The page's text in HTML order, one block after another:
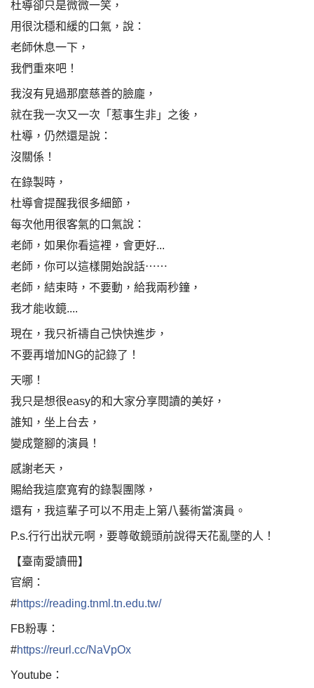
杜導卻只是微微一笑，
用很沈穩和緩的口氣，說：
老師休息一下，
我們重來吧！
我沒有見過那麼慈善的臉龐，
就在我一次又一次「惹事生非」之後，
杜導，仍然還是說：
沒關係！
在錄製時，
杜導會提醒我很多細節，
每次他用很客氣的口氣說：
老師，如果你看這裡，會更好...
老師，你可以這樣開始說話⋯⋯
老師，結束時，不要動，給我兩秒鐘，
我才能收鏡....
現在，我只祈禱自己快快進步，
不要再增加NG的記錄了！
天哪！
我只是想很easy的和大家分享閱讀的美好，
誰知，坐上台去，
變成蹩腳的演員！
感謝老天，
賜給我這麼寬宥的錄製團隊，
還有，我這輩子可以不用走上第八藝術當演員。
P.s.行行出狀元啊，要尊敬鏡頭前說得天花亂墜的人！
【臺南愛讀冊】
官網：
#https://reading.tnml.tn.edu.tw/
FB粉專：
#https://reurl.cc/NaVpOx
Youtube：